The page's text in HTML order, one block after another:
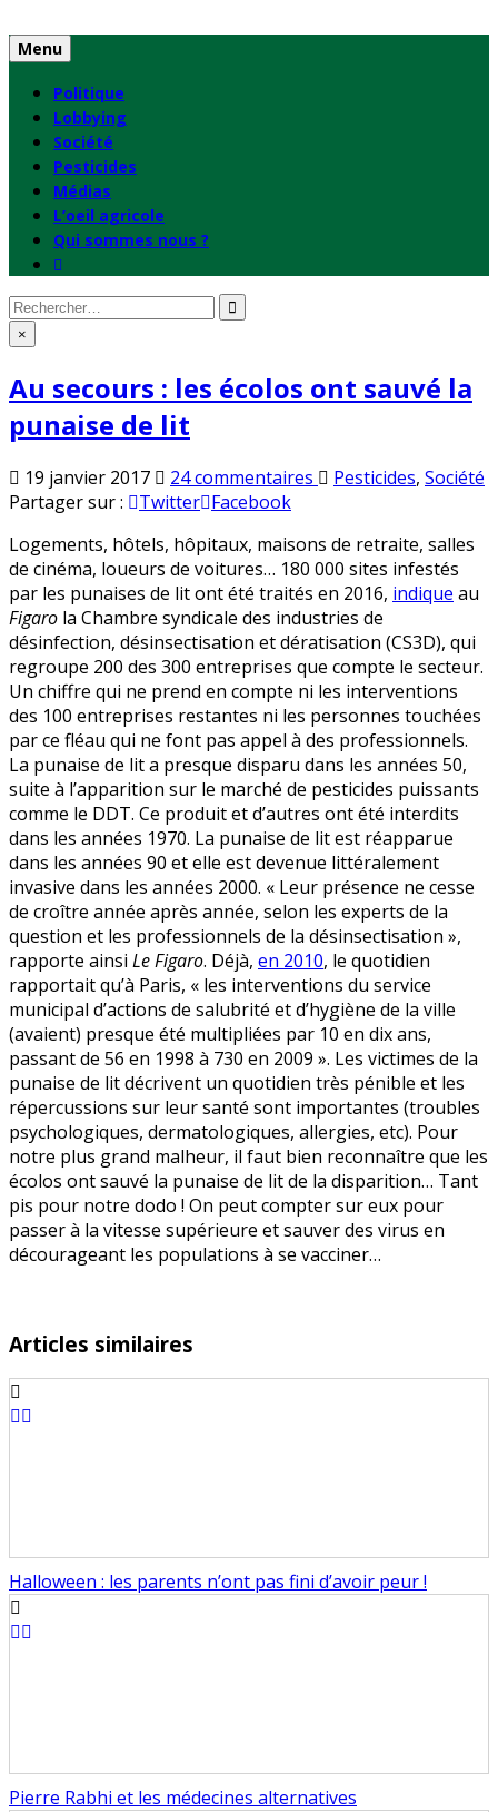
to
content
Menu
Politique
Lobbying
Société
Pesticides
Médias
L’oeil agricole
Qui sommes nous ?
Rechercher
: ×
Au secours : les écolos ont sauvé la
punaise de lit
19 janvier 2017 24 commentaires sur
:
les
écolos
ont
sauvé
la
punaise
de
lit
Publié
Pesticides, Société
Partager sur :
Twitter Facebook
Logements, hôtels, hôpitaux, maisons de retraite, salles
de cinéma, loueurs de voitures… 180 000 sites infestés
par les punaises de lit ont été traités en 2016, indique au
Figaro la Chambre syndicale des industries de
désinfection, désinsectisation et dératisation (CS3D), qui
regroupe 200 des 300 entreprises que compte le secteur.
Un chiffre qui ne prend en compte ni les interventions
des 100 entreprises restantes ni les personnes touchées
par ce fléau qui ne font pas appel à des professionnels.
La punaise de lit a presque disparu dans les années 50,
suite à l’apparition sur le marché de pesticides puissants
comme le DDT. Ce produit et d’autres ont été interdits
dans les années 1970. La punaise de lit est réapparue
dans les années 90 et elle est devenue littéralement
invasive dans les années 2000. « Leur présence ne cesse
de croître année après année, selon les experts de la
question et les professionnels de la désinsectisation »,
rapporte ainsi Le Figaro. Déjà, en 2010, le quotidien
rapportait qu’à Paris, « les interventions du service
municipal d’actions de salubrité et d’hygiène de la ville
(avaient) presque été multipliées par 10 en dix ans,
passant de 56 en 1998 à 730 en 2009 ». Les victimes de la
punaise de lit décrivent un quotidien très pénible et les
répercussions sur leur santé sont importantes (troubles
psychologiques, dermatologiques, allergies, etc). Pour
notre plus grand malheur, il faut bien reconnaître que les
écolos ont sauvé la punaise de lit de la disparition… Tant
pis pour notre dodo ! On peut compter sur eux pour
passer à la vitesse supérieure et sauver des virus en
décourageant les populations à se vacciner…
Articles similaires
Halloween : les parents n’ont pas fini d’avoir peur !
Pierre Rabhi et les médecines alternatives